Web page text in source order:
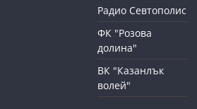
Радио Севтополис
ФК "Розова
долина"
ВК "Казанлък
волей"